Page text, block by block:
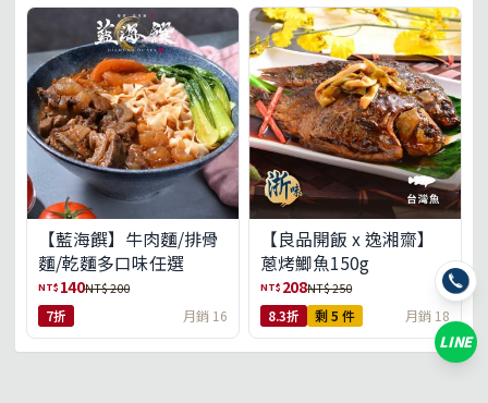
【藍海饌】牛肉麵/排骨
麵/乾麵多口味任選
NT$ 140NT$ 200
7折 月銷 16
【良品開飯 x 逸湘齋】
蔥烤鯽魚150g
NT$ 208NT$ 250
8.3折 剩 5 件 月銷 18
LINE